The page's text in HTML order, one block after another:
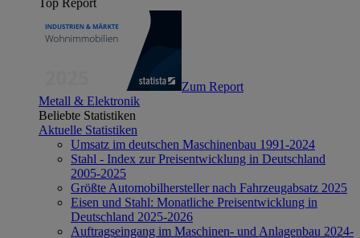
Zum Report
Metall & Elektronik
Beliebte Statistiken
Aktuelle Statistiken
Umsatz im deutschen Maschinenbau 1991-2024
Stahl - Index zur Preisentwicklung in Deutschland
2005-2025
Größte Automobilhersteller nach Fahrzeugabsatz 2025
Eisen und Stahl: Monatliche Preisentwicklung in
Deutschland 2025-2026
Auftragseingang im Maschinen- und Anlagenbau 2024-